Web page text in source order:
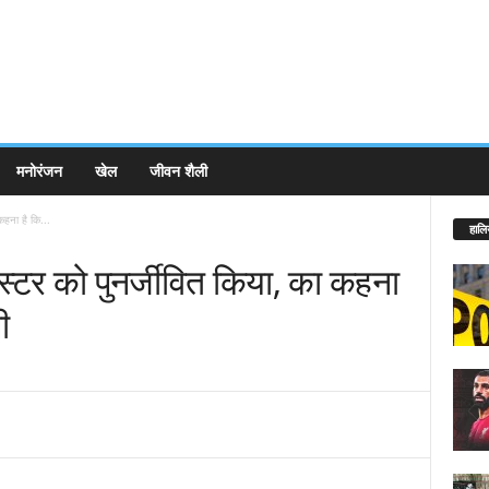
मनोरंजन खेल जीवन शैली
है कि...
को पुनर्जीवित किया, का कहना